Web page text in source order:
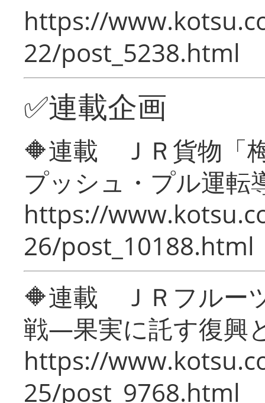
https://
22/post_5238.html
✅連載企画
🔶連載 ＪＲ貨物「
プッシュ・プル運転
https://
26/post_10188.html
🔶連載 ＪＲフルー
戦―果実に託す復興
https://
25/post_9768.html